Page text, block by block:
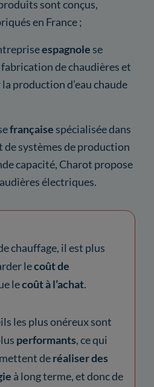
sont conçus,
en France ;
espagnole se
de chaudières et
production d’eau chaude
française spécialisée dans
de systèmes de production
capacité, Charot propose
électriques.
chauffage, il est plus
lecoût de
lecoût à l’achat.
les plus onéreux sont
performants, ce qui
deréaliser des
à long terme, et donc de